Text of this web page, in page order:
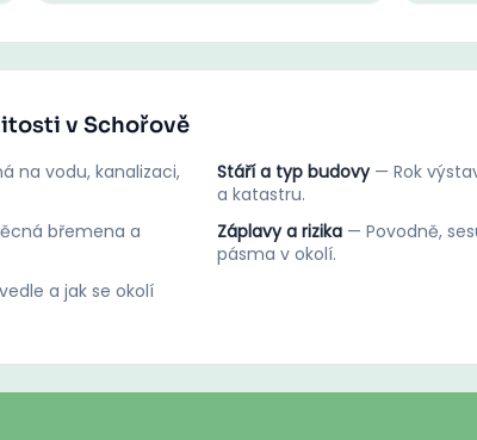
v Schořově
na vodu, kanalizaci,
Stáří a typ budovy — Rok
a katastru.
břemena a
Záplavy a rizika — Povodně,
pásma v okolí.
a jak se okolí